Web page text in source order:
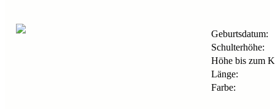
Geburtsdatum:
Schulterhöhe:
Höhe bis zum
Länge:
Farbe: